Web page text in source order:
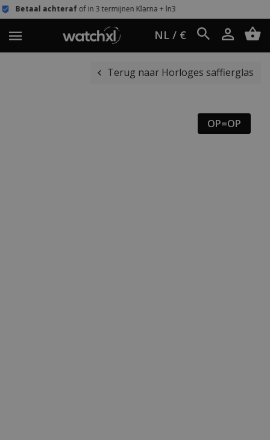
of in 3 termijnen Klarna + ln3
NL / €
Terug naar Horloges saffierglas
OP=OP